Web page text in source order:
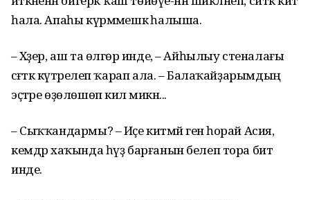
һала. Апаһы күрмәмешкә һалыша.
– Хәҙер, аш та өлгөрә инде, – Айһылыу стеналағы
сәғәткә күтәрелеп ҡарап ала. – Балаҡайҙарымдың
эҫтәре өҙөлөшөп килә микән...
– Сыҡҡандармы? – Иҫе китмәй генә һорай Асия,
кемдәр хаҡында һүҙ барғанын белеп тора бит
инде.